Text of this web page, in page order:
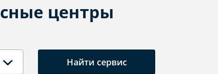
центры
Найти сервис